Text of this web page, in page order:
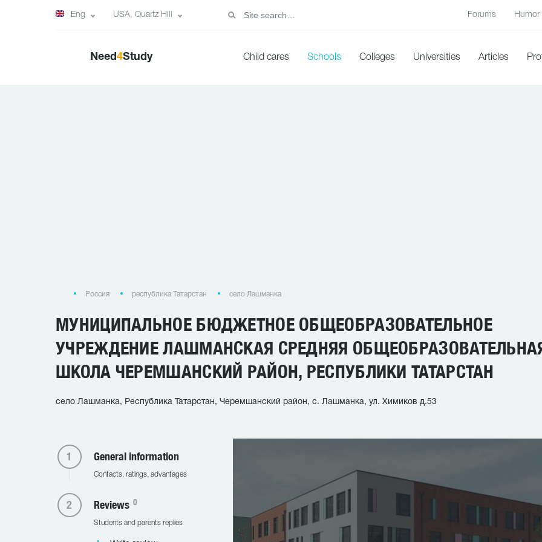
Eng USA, Quartz Hill Forums Humor
Need4Study Child cares Schools Colleges Universities Articles
Россия республика Татарстан село Лашманка
МУНИЦИПАЛЬНОЕ БЮДЖЕТНОЕ ОБЩЕОБРАЗОВАТЕЛЬНОЕ
УЧРЕЖДЕНИЕ ЛАШМАНСКАЯ СРЕДНЯЯ
ШКОЛА ЧЕРЕМШАНСКИЙ РАЙОН, РЕСПУБЛИКИ ТАТАРСТАН
село Лашманка, Республика Татарстан, Черемшанский район, с. Лашманка, ул. Химиков д.53
General information
Contacts, ratings, advantages
Reviews 0
Students and parents replies